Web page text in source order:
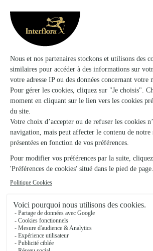
★ ★ ★
Service client très réactif
Service client très réactif Nous avions reçu
par le transport, nous avons été relivrée la
Je recommande vivement Interflora
08/03/2026
★ ★ ★ ★ ★
Commande passée tard et la livraison
Commande passée tard et la livraison a été
Très satisfaite
Trustpilot Échantillon d'avis clients fourni
les avis de la marque Interflora sur